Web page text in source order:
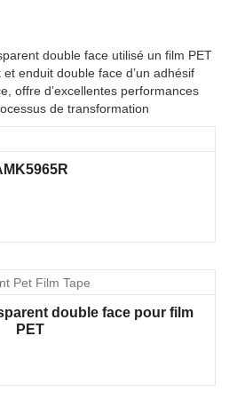
double face utilisé un film PET
enduit double face d’un adhésif
offre d’excellentes performances
de transformation
double face pour film
PET